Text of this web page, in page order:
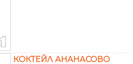
КОКТЕЙЛ АНАНАСОВО